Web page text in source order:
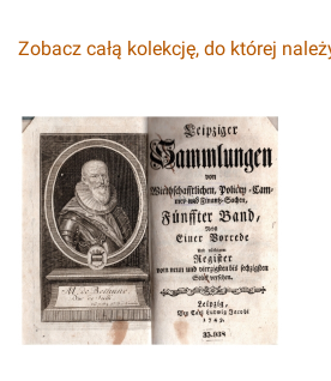
Zobacz całą kolekcję, do której